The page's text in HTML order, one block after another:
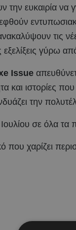
την ευκαιρία να
τις
εξελίξεις γύρω
Issue
και ιστορίες
την
Ιουλίου σε όλα
που χαρίζει